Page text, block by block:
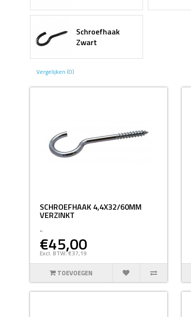
Schroefhaak
Zwart
Vergelijken (0)
SCHROEFHAAK 4,4X32/60MM
VERZINKT
..
€45,00
Excl. BTW: €37,19
TOEVOEGEN